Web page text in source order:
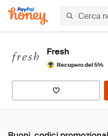
Fresh
Recupero del 5%